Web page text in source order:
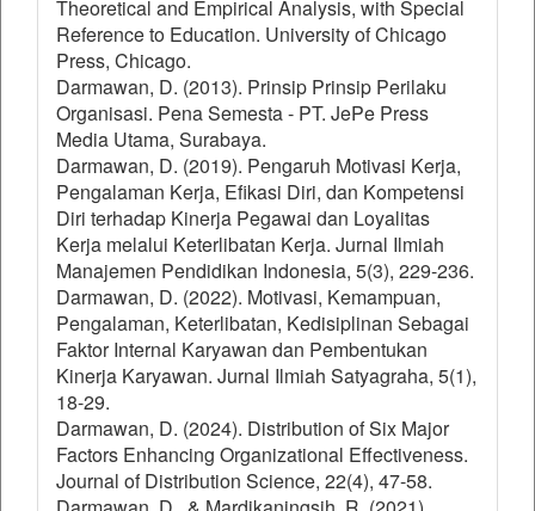
Theoretical and Empirical Analysis, with Special
Reference to Education. University of Chicago
Press, Chicago.
Darmawan, D. (2013). Prinsip Prinsip Perilaku
Organisasi. Pena Semesta - PT. JePe Press
Media Utama, Surabaya.
Darmawan, D. (2019). Pengaruh Motivasi Kerja,
Pengalaman Kerja, Efikasi Diri, dan Kompetensi
Diri terhadap Kinerja Pegawai dan Loyalitas
Kerja melalui Keterlibatan Kerja. Jurnal Ilmiah
Manajemen Pendidikan Indonesia, 5(3), 229-236.
Darmawan, D. (2022). Motivasi, Kemampuan,
Pengalaman, Keterlibatan, Kedisiplinan Sebagai
Faktor Internal Karyawan dan Pembentukan
Kinerja Karyawan. Jurnal Ilmiah Satyagraha, 5(1),
18-29.
Darmawan, D. (2024). Distribution of Six Major
Factors Enhancing Organizational Effectiveness.
Journal of Distribution Science, 22(4), 47-58.